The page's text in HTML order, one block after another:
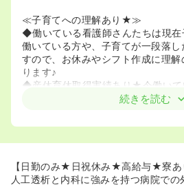
≪子育てへの理解あり★≫
◆働いている看護師さんたちは現在
働いている方や、子育てが一段落
すので、お休みやシフト作成に理
ります♪
◆産休育休取得実績あり★今働いて
子様がいらっしゃいます♪
≪透析と内科に強み★≫
◆非常勤の先生は女性の先生が多い
働きやすいと評判です♪
続きを読む
【日勤のみ★日祝休み★高給与★寮
人工透析と内科に強みを持つ病院で